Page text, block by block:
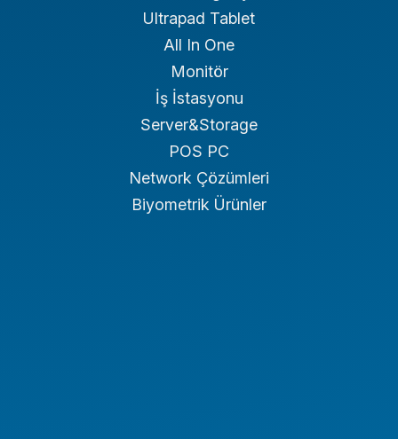
Ultrapad Tablet
All In One
Monitör
İş İstasyonu
Server&Storage
POS PC
Network Çözümleri
Biyometrik Ürünler